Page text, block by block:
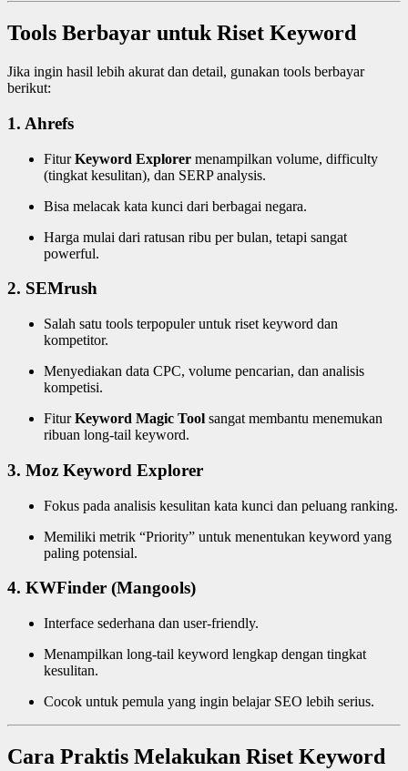
Tools Berbayar untuk Riset Keyword
Jika ingin hasil lebih akurat dan detail, gunakan tools berbayar
berikut:
1. Ahrefs
FiturKeyword Explorer menampilkan volume, difficulty
(tingkat kesulitan), dan SERP analysis.
Bisa melacak kata kunci dari berbagai negara.
Harga mulai dari ratusan ribu per bulan, tetapi sangat
powerful.
2. SEMrush
Salah satu tools terpopuler untuk riset keyword dan
kompetitor.
Menyediakan data CPC, volume pencarian, dan analisis
kompetisi.
FiturKeyword Magic Tool sangat membantu menemukan
ribuan long-tail keyword.
3. Moz Keyword Explorer
Fokus pada analisis kesulitan kata kunci dan peluang ranking.
Memiliki metrik “Priority” untuk menentukan keyword yang
paling potensial.
4. KWFinder (Mangools)
Interface sederhana dan user-friendly.
Menampilkan long-tail keyword lengkap dengan tingkat
kesulitan.
Cocok untuk pemula yang ingin belajar SEO lebih serius.
Cara Praktis Melakukan Riset Keyword